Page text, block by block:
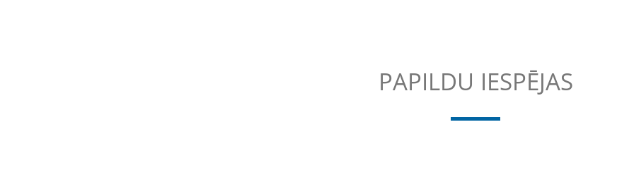
PAPILDU IESPĒJAS